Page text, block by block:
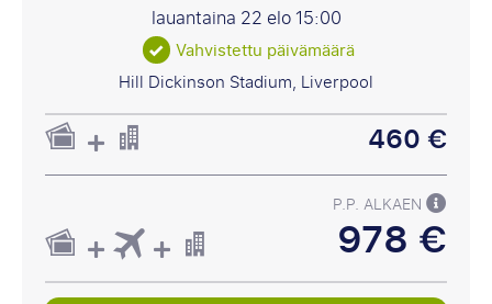
lauantaina 22 elo15:00
Vahvistettu päivämäärä
Hill Dickinson Stadium, Liverpool
460 €
P.P. ALKAEN
978 €